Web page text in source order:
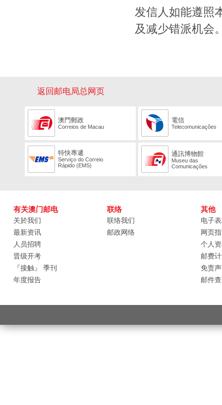
发信人如能遵照
及减少错派机会
返回邮电局总网页
澳門郵政
Correios de Macau
電信
Telecomunicações
特快專遞
Serviço do Correio
Rápido (EMS)
通訊博物館
Museu das
Comunicações
有关澳门邮电
关於我们
最新资讯
人员招聘
晋级开考
『接触』 季刊
年度报告
联络
联络我们
邮政网络
其他
电子
网页
个人
邮费
免责
邮件